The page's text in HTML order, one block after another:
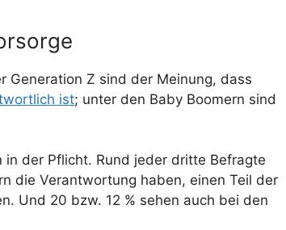
Generation Z sind der Meinung, dass
ist; unter den Baby Boomern sind
in der Pflicht. Rund jeder dritte Befragte
die Verantwortung haben, einen Teil der
Und 20 bzw. 12 % sehen auch bei den